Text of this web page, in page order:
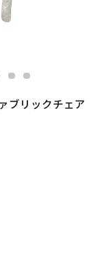
ブリックチェア